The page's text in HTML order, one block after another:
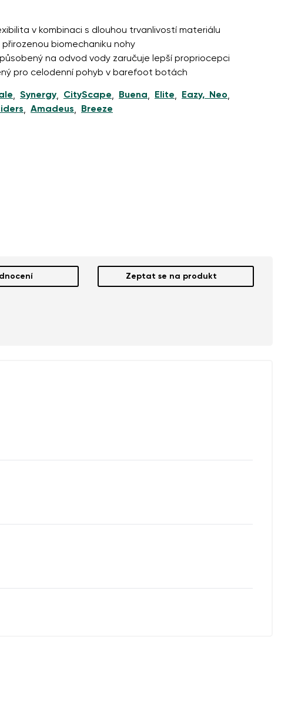
v kombinaci s dlouhou trvanlivostí materiálu
biomechaniku nohy
na odvod vody zaručuje lepší propriocepci
pro celodenní pohyb v barefoot botách
, Synergy, CityScape, Buena, Elite, Eazy, Neo,
, Amadeus, Breeze
Zeptat se na produkt
a jejich zveřejněním.